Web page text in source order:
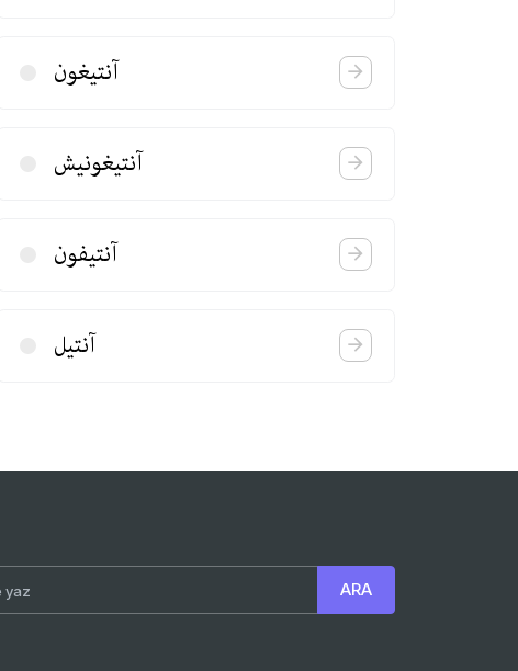
آنتیغون
آنتیغونیش
آنتیفون
آنتیل